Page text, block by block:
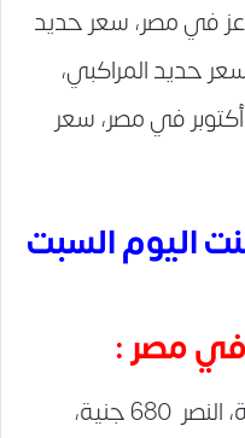
عز في مصر، سعر حديد
حديد المراكبي،
في مصر، سعر
اليوم السبت
في مصر :
سعر أسمنت المسلح 700 جنية، النصر 680 جنية،